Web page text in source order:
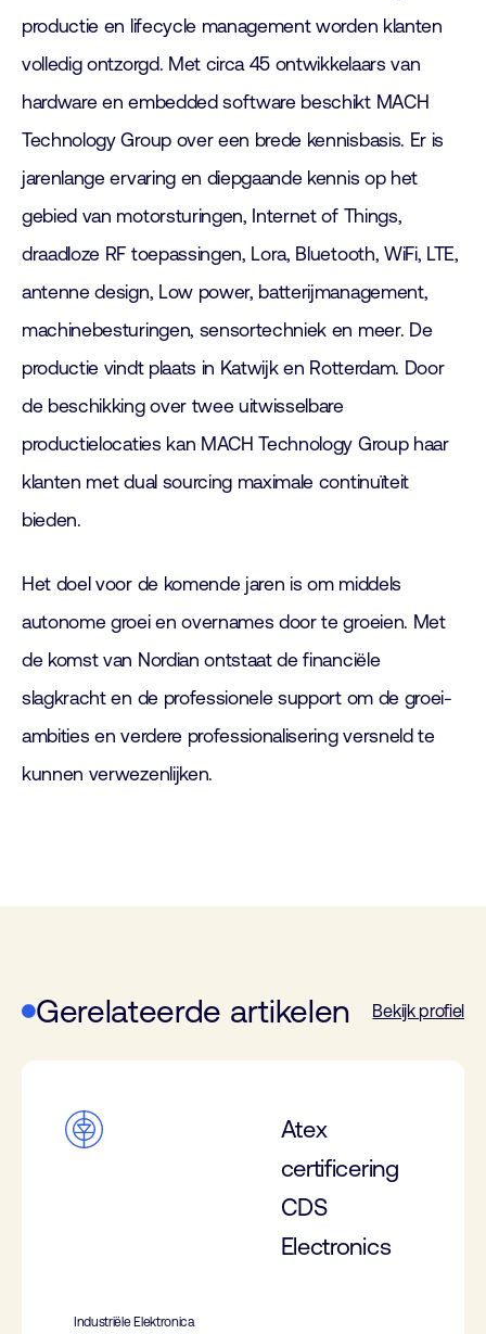
productie en lifecycle management worden klanten
volledig ontzorgd. Met circa 45 ontwikkelaars van
hardware en embedded software beschikt MACH
Technology Group over een brede kennisbasis. Er is
jarenlange ervaring en diepgaande kennis op het
gebied van motorsturingen, Internet of Things,
draadloze RF toepassingen, Lora, Bluetooth, WiFi, LTE,
antenne design, Low power, batterijmanagement,
machinebesturingen, sensortechniek en meer. De
productie vindt plaats in Katwijk en Rotterdam. Door
de beschikking over twee uitwisselbare
productielocaties kan MACH Technology Group haar
klanten met dual sourcing maximale continuïteit
bieden.
Het doel voor de komende jaren is om middels
autonome groei en overnames door te groeien. Met
de komst van Nordian ontstaat de financiële
slagkracht en de professionele support om de groei-
ambities en verdere professionalisering versneld te
kunnen verwezenlijken.
Gerelateerde artikelen Bekijk profiel
Atex
certificering
CDS
Electronics
Industriële Elektronica